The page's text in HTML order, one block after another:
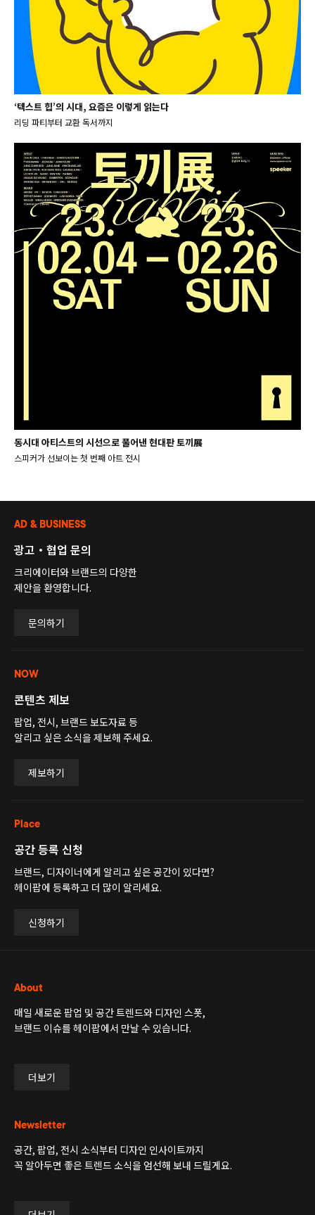
‘텍스트 힙’의 시대, 요즘은 이렇게 읽는다
리딩 파티부터 교환 독서까지
동시대 아티스트의 시선으로 풀어낸 현대판 토끼展
스피커가 선보이는 첫 번째 아트 전시
AD & BUSINESS
광고・협업 문의
크리에이터와 브랜드의 다양한
제안을 환영합니다.
문의하기
NOW
콘텐츠 제보
팝업, 전시, 브랜드 보도자료 등
알리고 싶은 소식을 제보해 주세요.
제보하기
Place
공간 등록 신청
브랜드, 디자이너에게 알리고 싶은 공간이 있다면?
헤이팝에 등록하고 더 많이 알리세요.
신청하기
About
매일 새로운 팝업 및 공간 트렌드와 디자인 스폿,
브랜드 이슈를 헤이팝에서 만날 수 있습니다.
더보기
Newsletter
공간, 팝업, 전시 소식부터 디자인 인사이트까지
꼭 알아두면 좋은 트렌드 소식을 엄선해 보내 드릴게요.